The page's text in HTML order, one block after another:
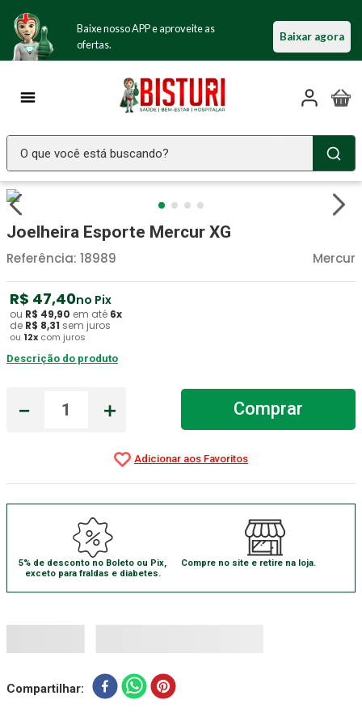
Baixe nosso APP e aproveite as
ofertas.
Baixar agora
O que você está buscando?
Joelheira Esporte Mercur XG
Mercur
Referência: 18989
R$ 47,40no Pix
ou R$ 49,90 em até 6x
de R$ 8,31 sem juros
ou 12x com juros
Descrição do produto
＋
－ Comprar
5% de desconto no Boleto ou Pix,
exceto para fraldas e diabetes.
Compre no site e retire na loja.
Compartilhar
Fralda Geriatrica
4º Estetoscopio Littmann
5 º Littmann
6º Absorvente Geriatrico
Aparelho Pressão